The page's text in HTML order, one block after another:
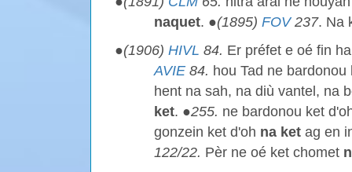
naquet. ●(1895) FOV237. Na
●(1906) HIVL 84. Er préfet e oé fin
AVIE 84. hou Tad ne
hent na sah, na diù vantel, na
ket. ●255. ne bardonou ket
gonzein ket d'oh na ket ag en
122/22. Pèr ne oé ket chomet